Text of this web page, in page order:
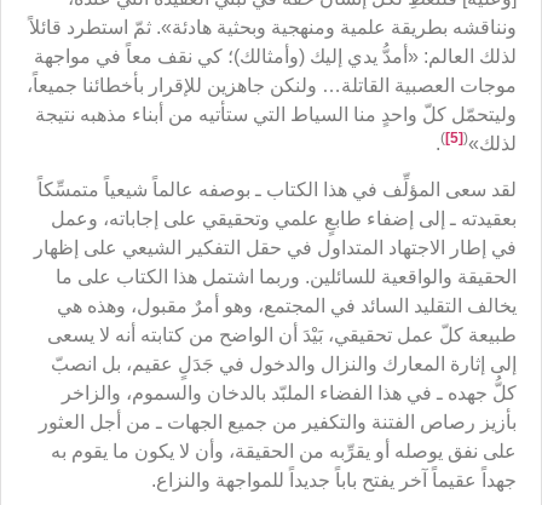
ونناقشه بطريقة علمية ومنهجية وبحثية هادئة». ثمّ استطرد قائلاً
لذلك العالم: «أمدُّ يدي إليك (وأمثالك)؛ كي نقف معاً في مواجهة
موجات العصبية القاتلة… ولنكن جاهزين للإقرار بأخطائنا جميعاً،
وليتحمّل كلّ واحدٍ منا السياط التي ستأتيه من أبناء مذهبه نتيجة
لذلك»(
[5]
)
.
لقد سعى المؤلِّف في هذا الكتاب ـ بوصفه عالماً شيعياً متمسِّكاً
بعقيدته ـ إلى إضفاء طابعٍ علمي وتحقيقي على إجاباته، وعمل
في إطار الاجتهاد المتداول في حقل التفكير الشيعي على إظهار
الحقيقة والواقعية للسائلين. وربما اشتمل هذا الكتاب على ما
يخالف التقليد السائد في المجتمع، وهو أمرٌ مقبول، وهذه هي
طبيعة كلّ عمل تحقيقي، بَيْدَ أن الواضح من كتابته أنه لا يسعى
إلى إثارة المعارك والنزال والدخول في جَدَلٍ عقيم، بل انصبّ
كلُّ جهده ـ في هذا الفضاء الملبّد بالدخان والسموم، والزاخر
بأزيز رصاص الفتنة والتكفير من جميع الجهات ـ من أجل العثور
على نفق يوصله أو يقرِّبه من الحقيقة، وأن لا يكون ما يقوم به
جهداً عقيماً آخر يفتح باباً جديداً للمواجهة والنزاع.